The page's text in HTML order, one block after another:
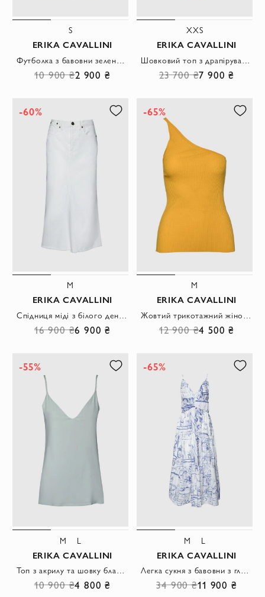
S
ERIKA CAVALLINI
10 900 ₴2 900 ₴
XXS
ERIKA CAVALLINI
23 700 ₴7 900 ₴
-60%
M
ERIKA CAVALLINI
Спідниця міді з білого деніму з декоративними швами та необробленим низом
16 900 ₴6 900 ₴
-65%
M
ERIKA CAVALLINI
Жовтий трикотажний жіночий топ на одне плече в дрібний рубчик
12 900 ₴4 500 ₴
-55%
M L
ERIKA CAVALLINI
Топ з акрилу та шовку блакитний жіночий
10 900 ₴4 800 ₴
-65%
M L
ERIKA CAVALLINI
Легка сукня з бавовни з глибоким вирізом та художнім набивним малюнком
34 900 ₴11 900 ₴